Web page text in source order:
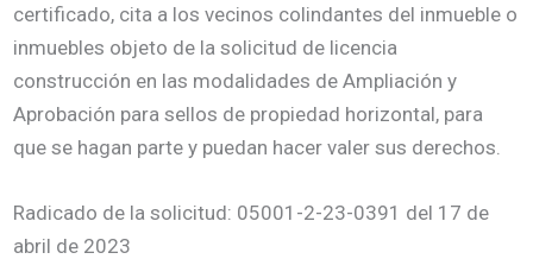
certificado, cita a los vecinos colindantes del inmueble o
inmuebles objeto de la solicitud de licencia
construcción en las modalidades de Ampliación y
Aprobación para sellos de propiedad horizontal, para
que se hagan parte y puedan hacer valer sus derechos.
Radicado de la solicitud: 05001-2-23-0391 del 17 de
abril de 2023